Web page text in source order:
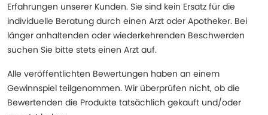
Erfahrungen unserer Kunden. Sie sind kein Ersatz für die
individuelle Beratung durch einen Arzt oder Apotheker. Bei
länger anhaltenden oder wiederkehrenden Beschwerden
suchen Sie bitte stets einen Arzt auf.
Alle veröffentlichten Bewertungen haben an einem
Gewinnspiel teilgenommen. Wir überprüfen nicht, ob die
Bewertenden die Produkte tatsächlich gekauft und/oder